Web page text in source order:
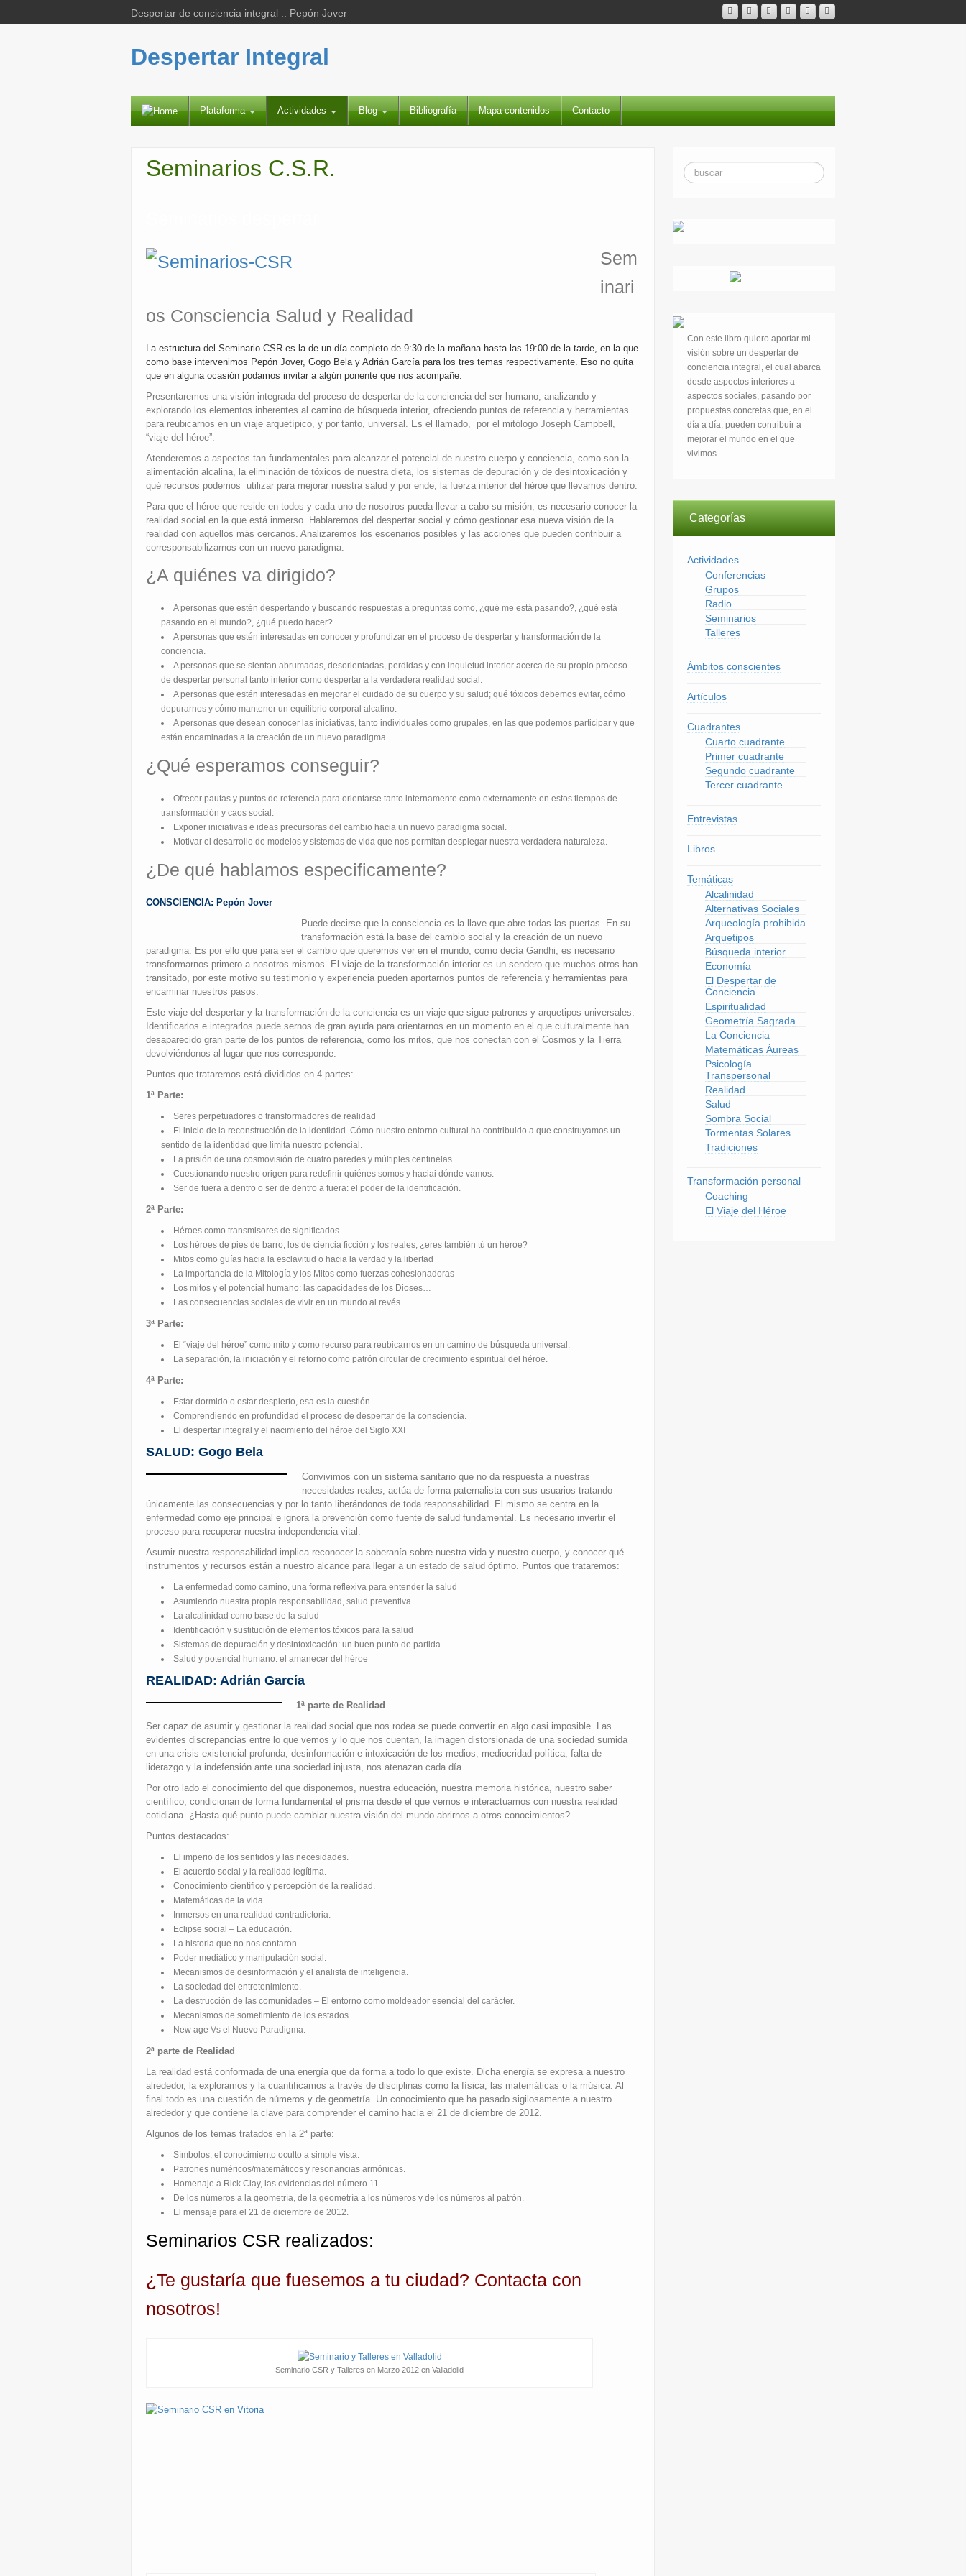
Despertar de conciencia integral :: Pepón Jover
Despertar Integral
Plataforma Actividades Blog Bibliografía Mapa contenidos Contacto
Seminarios C.S.R.
Sem
inari
os Consciencia Salud y Realidad
La estructura del Seminario CSR es la de un día completo de 9:30 de la mañana hasta las 19:00 de la tarde, en la que
como base intervenimos Pepón Jover, Gogo Bela y Adrián García para los tres temas respectivamente. Eso no quita
que en alguna ocasión podamos invitar a algún ponente que nos acompañe.
Presentaremos una visión integrada del proceso de despertar de la conciencia del ser humano, analizando y
explorando los elementos inherentes al camino de búsqueda interior, ofreciendo puntos de referencia y herramientas
para reubicarnos en un viaje arquetípico, y por tanto, universal. Es el llamado, por el mitólogo Joseph Campbell,
“viaje del héroe”.
Atenderemos a aspectos tan fundamentales para alcanzar el potencial de nuestro cuerpo y conciencia, como son la
alimentación alcalina, la eliminación de tóxicos de nuestra dieta, los sistemas de depuración y de desintoxicación y
qué recursos podemos utilizar para mejorar nuestra salud y por ende, la fuerza interior del héroe que llevamos dentro.
Para que el héroe que reside en todos y cada uno de nosotros pueda llevar a cabo su misión, es necesario conocer la
realidad social en la que está inmerso. Hablaremos del despertar social y cómo gestionar esa nueva visión de la
realidad con aquellos más cercanos. Analizaremos los escenarios posibles y las acciones que pueden contribuir a
corresponsabilizarnos con un nuevo paradigma.
¿A quiénes va dirigido?
A personas que estén despertando y buscando respuestas a preguntas como, ¿qué me está pasando?, ¿qué está
pasando en el mundo?, ¿qué puedo hacer?
A personas que estén interesadas en conocer y profundizar en el proceso de despertar y transformación de la
conciencia.
A personas que se sientan abrumadas, desorientadas, perdidas y con inquietud interior acerca de su propio proceso
de despertar personal tanto interior como despertar a la verdadera realidad social.
A personas que estén interesadas en mejorar el cuidado de su cuerpo y su salud; qué tóxicos debemos evitar, cómo
depurarnos y cómo mantener un equilibrio corporal alcalino.
A personas que desean conocer las iniciativas, tanto individuales como grupales, en las que podemos participar y que
están encaminadas a la creación de un nuevo paradigma.
¿Qué esperamos conseguir?
Ofrecer pautas y puntos de referencia para orientarse tanto internamente como externamente en estos tiempos de
transformación y caos social.
Exponer iniciativas e ideas precursoras del cambio hacia un nuevo paradigma social.
Motivar el desarrollo de modelos y sistemas de vida que nos permitan desplegar nuestra verdadera naturaleza.
¿De qué hablamos especificamente?
CONSCIENCIA: Pepón Jover
Puede decirse que la consciencia es la llave que abre todas las puertas. En su
transformación está la base del cambio social y la creación de un nuevo
paradigma. Es por ello que para ser el cambio que queremos ver en el mundo, como decía Gandhi, es necesario
transformarnos primero a nosotros mismos. El viaje de la transformación interior es un sendero que muchos otros han
transitado, por este motivo su testimonio y experiencia pueden aportarnos puntos de referencia y herramientas para
encaminar nuestros pasos.
Este viaje del despertar y la transformación de la conciencia es un viaje que sigue patrones y arquetipos universales.
Identificarlos e integrarlos puede sernos de gran ayuda para orientarnos en un momento en el que culturalmente han
desaparecido gran parte de los puntos de referencia, como los mitos, que nos conectan con el Cosmos y la Tierra
devolviéndonos al lugar que nos corresponde.
Puntos que trataremos está divididos en 4 partes:
1ª Parte:
Seres perpetuadores o transformadores de realidad
El inicio de la reconstrucción de la identidad. Cómo nuestro entorno cultural ha contribuido a que construyamos un
sentido de la identidad que limita nuestro potencial.
La prisión de una cosmovisión de cuatro paredes y múltiples centinelas.
Cuestionando nuestro origen para redefinir quiénes somos y haciai dónde vamos.
Ser de fuera a dentro o ser de dentro a fuera: el poder de la identificación.
2ª Parte:
Héroes como transmisores de significados
Los héroes de pies de barro, los de ciencia ficción y los reales; ¿eres también tú un héroe?
Mitos como guías hacia la esclavitud o hacia la verdad y la libertad
La importancia de la Mitología y los Mitos como fuerzas cohesionadoras
Los mitos y el potencial humano: las capacidades de los Dioses…
Las consecuencias sociales de vivir en un mundo al revés.
3ª Parte:
El “viaje del héroe” como mito y como recurso para reubicarnos en un camino de búsqueda universal.
La separación, la iniciación y el retorno como patrón circular de crecimiento espiritual del héroe.
4ª Parte:
Estar dormido o estar despierto, esa es la cuestión.
Comprendiendo en profundidad el proceso de despertar de la consciencia.
El despertar integral y el nacimiento del héroe del Siglo XXI
SALUD: Gogo Bela
Convivimos con un sistema sanitario que no da respuesta a nuestras
necesidades reales, actúa de forma paternalista con sus usuarios tratando
únicamente las consecuencias y por lo tanto liberándonos de toda responsabilidad. El mismo se centra en la
enfermedad como eje principal e ignora la prevención como fuente de salud fundamental. Es necesario invertir el
proceso para recuperar nuestra independencia vital.
Asumir nuestra responsabilidad implica reconocer la soberanía sobre nuestra vida y nuestro cuerpo, y conocer qué
instrumentos y recursos están a nuestro alcance para llegar a un estado de salud óptimo. Puntos que trataremos:
La enfermedad como camino, una forma reflexiva para entender la salud
Asumiendo nuestra propia responsabilidad, salud preventiva.
La alcalinidad como base de la salud
Identificación y sustitución de elementos tóxicos para la salud
Sistemas de depuración y desintoxicación: un buen punto de partida
Salud y potencial humano: el amanecer del héroe
REALIDAD: Adrián García
1ª parte de Realidad
Ser capaz de asumir y gestionar la realidad social que nos rodea se puede convertir en algo casi imposible. Las
evidentes discrepancias entre lo que vemos y lo que nos cuentan, la imagen distorsionada de una sociedad sumida
en una crisis existencial profunda, desinformación e intoxicación de los medios, mediocridad política, falta de
liderazgo y la indefensión ante una sociedad injusta, nos atenazan cada día.
Por otro lado el conocimiento del que disponemos, nuestra educación, nuestra memoria histórica, nuestro saber
científico, condicionan de forma fundamental el prisma desde el que vemos e interactuamos con nuestra realidad
cotidiana. ¿Hasta qué punto puede cambiar nuestra visión del mundo abrirnos a otros conocimientos?
Puntos destacados:
El imperio de los sentidos y las necesidades.
El acuerdo social y la realidad legítima.
Conocimiento científico y percepción de la realidad.
Matemáticas de la vida.
Inmersos en una realidad contradictoria.
Eclipse social – La educación.
La historia que no nos contaron.
Poder mediático y manipulación social.
Mecanismos de desinformación y el analista de inteligencia.
La sociedad del entretenimiento.
La destrucción de las comunidades – El entorno como moldeador esencial del carácter.
Mecanismos de sometimiento de los estados.
New age Vs el Nuevo Paradigma.
2ª parte de Realidad
La realidad está conformada de una energía que da forma a todo lo que existe. Dicha energía se expresa a nuestro
alrededor, la exploramos y la cuantificamos a través de disciplinas como la física, las matemáticas o la música. Al
final todo es una cuestión de números y de geometría. Un conocimiento que ha pasado sigilosamente a nuestro
alrededor y que contiene la clave para comprender el camino hacia el 21 de diciembre de 2012.
Algunos de los temas tratados en la 2ª parte:
Símbolos, el conocimiento oculto a simple vista.
Patrones numéricos/matemáticos y resonancias armónicas.
Homenaje a Rick Clay, las evidencias del número 11.
De los números a la geometría, de la geometría a los números y de los números al patrón.
El mensaje para el 21 de diciembre de 2012.
Seminarios CSR realizados:
¿Te gustaría que fuesemos a tu ciudad? Contacta con
nosotros!
Seminario CSR y Talleres en Marzo 2012 en Valladolid
Con este libro quiero aportar mi
visión sobre un despertar de
conciencia integral, el cual abarca
desde aspectos interiores a
aspectos sociales, pasando por
propuestas concretas que, en el
día a día, pueden contribuir a
mejorar el mundo en el que
vivimos.
Categorías
Actividades
Conferencias
Grupos
Radio
Seminarios
Talleres
Ámbitos conscientes
Artículos
Cuadrantes
Cuarto cuadrante
Primer cuadrante
Segundo cuadrante
Tercer cuadrante
Entrevistas
Libros
Temáticas
Alcalinidad
Alternativas Sociales
Arqueología prohibida
Arquetipos
Búsqueda interior
Economía
El Despertar de
Conciencia
Espiritualidad
Geometría Sagrada
La Conciencia
Matemáticas Áureas
Psicología
Transpersonal
Realidad
Salud
Sombra Social
Tormentas Solares
Tradiciones
Transformación personal
Coaching
El Viaje del Héroe